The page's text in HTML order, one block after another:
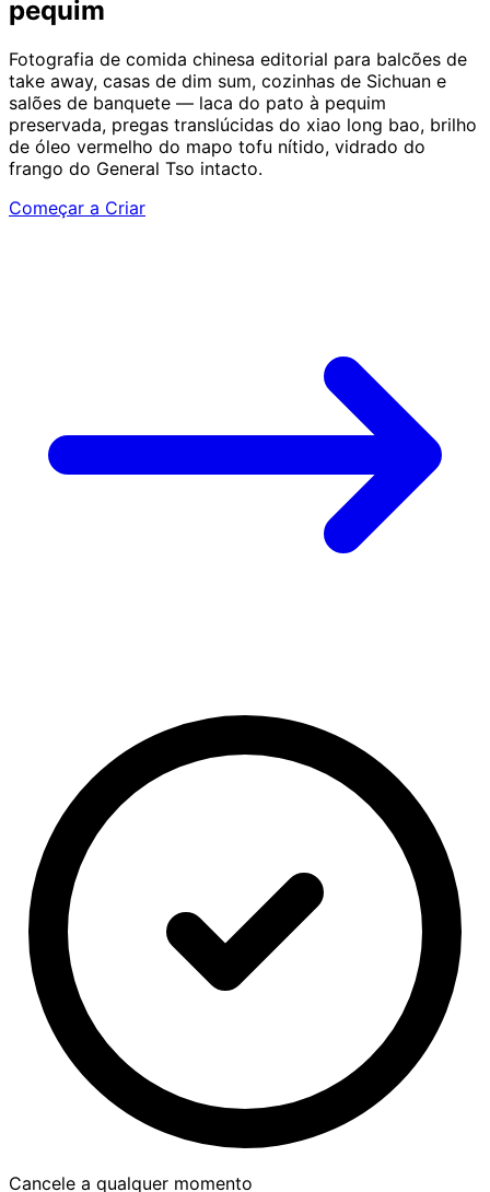
pequim
Fotografia de comida chinesa editorial para balcões de
take away, casas de dim sum, cozinhas de Sichuan e
salões de banquete — laca do pato à pequim
preservada, pregas translúcidas do xiao long bao, brilho
de óleo vermelho do mapo tofu nítido, vidrado do
frango do General Tso intacto.
Começar a Criar
Cancele a qualquer momento